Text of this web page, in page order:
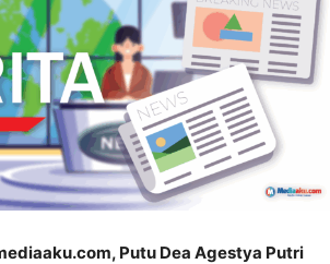
Putu Dea Agestya Putri